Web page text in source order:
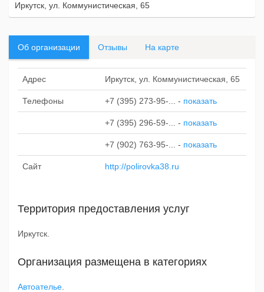
Иркутск, ул. Коммунистическая, 65
Об организации Отзывы На карте
Адрес Иркутск, ул. Коммунистическая, 65
Телефоны +7 (395) 273-95-... - показать
+7 (395) 296-59-... - показать
+7 (902) 763-95-... - показать
Сайт http://polirovka38.ru
Территория предоставления услуг
Иркутск.
Организация размещена в категориях
Автоателье